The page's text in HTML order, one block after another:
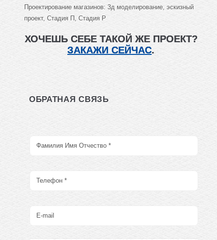
Проектирование магазинов: 3д моделирование, эскизный
проект, Стадия П, Стадия Р
ХОЧЕШЬ СЕБЕ ТАКОЙ ЖЕ ПРОЕКТ?
ЗАКАЖИ СЕЙЧАС.
ОБРАТНАЯ СВЯЗЬ